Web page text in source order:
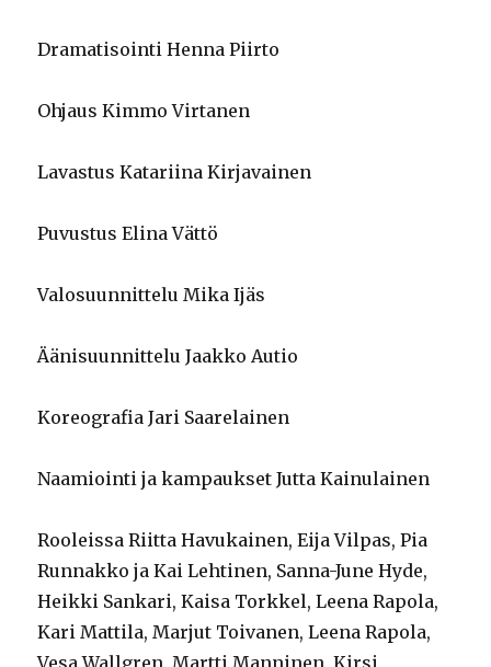
Dramatisointi Henna Piirto
Ohjaus Kimmo Virtanen
Lavastus Katariina Kirjavainen
Puvustus Elina Vättö
Valosuunnittelu Mika Ijäs
Äänisuunnittelu Jaakko Autio
Koreografia Jari Saarelainen
Naamiointi ja kampaukset Jutta Kainulainen
Rooleissa Riitta Havukainen, Eija Vilpas, Pia
Runnakko ja Kai Lehtinen, Sanna-June Hyde,
Heikki Sankari, Kaisa Torkkel, Leena Rapola,
Kari Mattila, Marjut Toivanen, Leena Rapola,
Vesa Wallgren, Martti Manninen, Kirsi